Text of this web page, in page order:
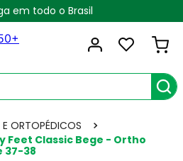
em todo o Brasil
ORTOPÉDICOS
Feet Classic Bege - Ortho
37-38